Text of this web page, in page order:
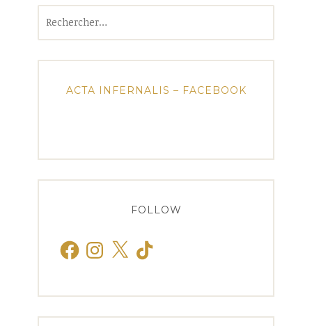
ACTA INFERNALIS – FACEBOOK
FOLLOW
FacebookInstagram
X TikTok